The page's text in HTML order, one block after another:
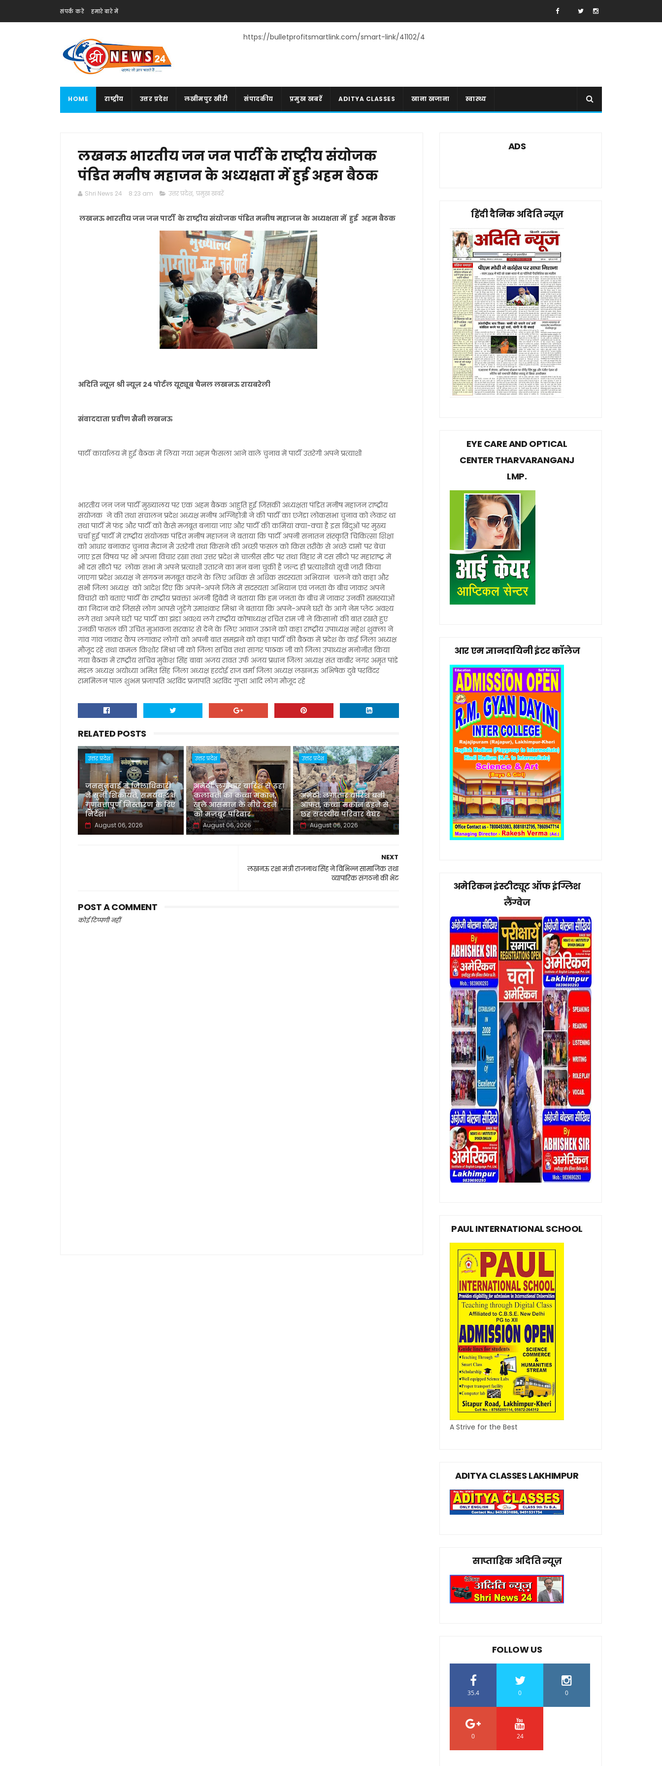
संपर्क करें हमारे बारे में
https://bulletprofitsmartlink.com/smart-link/41102/4
HOME राष्ट्रीय उत्तर प्रदेश लखीमपुर खीरी संपादकीय प्रमुख खबरें ADITYA CLASSES खाना खजाना स्वास्थ्य
लखनऊ भारतीय जन जन पार्टी के राष्ट्रीय संयोजक
पंडित मनीष महाजन के अध्यक्षता में हुई अहम बैठक
Shri News 24 8:23 am उत्तर प्रदेश, प्रमुख खबरें
लखनऊ भारतीय जन जन पार्टी के राष्ट्रीय संयोजक पंडित मनीष महाजन के अध्यक्षता में हुई अहम बैठक
अदिति न्यूज़ श्री न्यूज़ 24 पोर्टल यूट्यूब चैनल लखनऊ रायबरेली
संवाददाता प्रवीण सैनी लखनऊ
पार्टी कार्यालय में हुई बैठक में लिया गया अहम फैसला आने वाले चुनाव में पार्टी उतरेगी अपने प्रत्याशी
भारतीय जन जन पार्टी मुख्यालय पर एक अहम बैठक आहुति हुई जिसकी अध्यक्षता पंडित मनीष महाजन राष्ट्रीय
संयोजक ने की तथा संचालन प्रदेश अध्यक्ष मनीष अग्निहोत्री ने की पार्टी का एजेंडा लोकसभा चुनाव को लेकर था
तथा पार्टी में फंड और पार्टी को कैसे मजबूत बनाया जाए और पार्टी की कमियां क्या-क्या है इस बिंदुओं पर मुख्य
चर्चा हुई पार्टी में राष्ट्रीय संयोजक पंडित मनीष महाजन ने बताया कि पार्टी अपनी सनातन संस्कृति चिकित्सा शिक्षा
को आधार बनाकर चुनाव मैदान मैं उतरेगी तथा किसने की अच्छी फसल को किस तरीके से अच्छे दामों पर बेचा
जाए इस विषय पर भी अपना विचार रखा तथा उत्तर प्रदेश में चालीस सीट पर तथा विहार में दस सीटो पर महाराष्ट्र में
भी दस सीटो पर लोक सभा मे अपने प्रत्याशी उतारने का मन बना चुकी है जल्द ही प्रत्याशीयो सूची जारी किया
जाएगा प्रदेश अध्यक्ष ने संगठन मजबूत करने के लिए अधिक से अधिक सदस्यता अभियान चलने को कहा और
सभी जिला अध्यक्ष को आदेश दिए कि अपने-अपने जिले में सदस्यता अभियान एवं जनता के बीच जाकर अपने
विचारों को बताएं पार्टी के राष्ट्रीय प्रवक्ता अंजनी द्विवेदी ने बताया कि हम जनता के बीच में जाकर उनकी समस्याओं
का निदान करे जिससे लोग आपसे जुड़ेंगे उमाशंकर मिश्रा ने बताया कि अपने-अपने घरों के आगे नेम प्लेट अवश्य
लगे तथा अपने घरों पर पार्टी का झंडा अवश्य लगे राष्ट्रीय कोषाध्यक्ष रचित राम जी ने किसानों की बात रखते हुए
उनकी फसल की उचित मुआवजा सरकार से देने के लिए आवाज उठाने को कहा राष्ट्रीय उपाध्यक्ष महेश शुक्ला ने
गांव गांव जाकर कैंप लगाकर लोगों को अपनी बात समझने को कहा पार्टी की बैठक में प्रदेश के कई जिला अध्यक्ष
मौजूद रहे तथा कमल किशोर मिश्रा जी को जिला सचिव तथा सागर पाठक जी को जिला उपाध्यक्ष मनोनीत किया
गया बैठक में राष्ट्रीय सचिव मुकेश सिंह बाबा अजय रावत उर्फ अजय प्रधान जिला अध्यक्ष संत कबीर नगर अमृत पांडे
मंडल अध्यक्ष अयोध्या अमित सिंह जिला अध्यक्ष हरदोई राज वर्मा जिला अध्यक्ष लखनऊ अभिषेक दुबे परविंदर
राममिलन पाल शुभम प्रजापति अरविंद प्रजापति अरविंद गुप्ता आदि लोग मौजूद रहे
RELATED POSTS
उत्तर प्रदेश
जनसुनवाई में जिलाधिकारी
ने सुनीं शिकायतें, समयबद्ध व
गुणवत्तापूर्ण निस्तारण के दिए
निर्देश।
August 06, 2026
उत्तर प्रदेश
अमेठी: लगातार बारिश से ढहा
कलावती का कच्चा मकान,
खुले आसमान के नीचे रहने
को मजबूर परिवार
August 06, 2026
उत्तर प्रदेश
अमेठी: लगातार बारिश बनी
आफत, कच्चा मकान ढहने से
छह सदस्यीय परिवार बेघर
August 06, 2026
NEXT
लखनऊ रक्षा मंत्री राजनाथ सिंह ने विभिन्न सामाजिक तथा
व्यापारिक संगठनों की भेट
POST A COMMENT
कोई टिप्पणी नहीं
ADS
हिंदी दैनिक अदिति न्यूज़
EYE CARE AND OPTICAL
CENTER THARVARANGANJ
LMP.
आर एम ज्ञानदायिनी इंटर कॉलेज
अमेरिकन इंस्टीट्यूट ऑफ इंग्लिश
लैंग्वेज
PAUL INTERNATIONAL SCHOOL
A Strive for the Best
ADITYA CLASSES LAKHIMPUR
साप्ताहिक अदिति न्यूज़
FOLLOW US
35.4 0 0
0 24